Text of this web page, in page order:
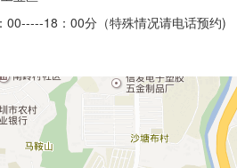
00-----18：00分（特殊情况请电话预约)